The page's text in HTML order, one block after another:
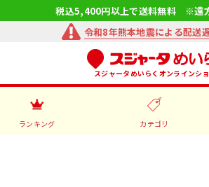
税込5,400円以上で送料無料 ※遠
令和8年熊本地震による配送
スジャータめいらくオンラインシ
ランキング カテゴリ